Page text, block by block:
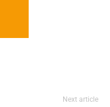
Next article